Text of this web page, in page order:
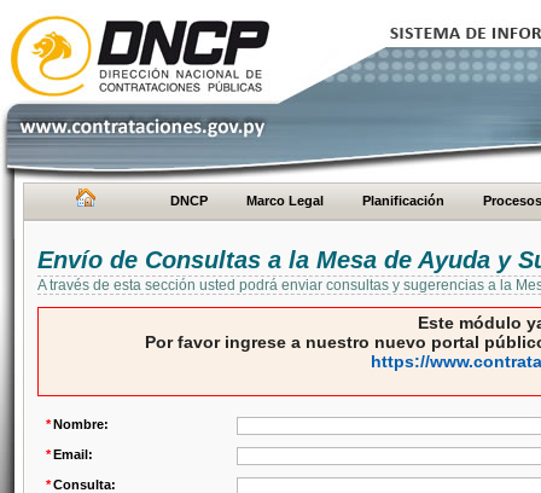
DNCP Marco Legal Planificación Procesos
Envío de Consultas a la Mesa de Ayuda y
A través de esta sección usted podrá enviar consultas y sugerencias a la
Este módulo
Por favor ingrese a nuestro nuevo portal
https://
*Nombre:
*Email:
*Consulta: